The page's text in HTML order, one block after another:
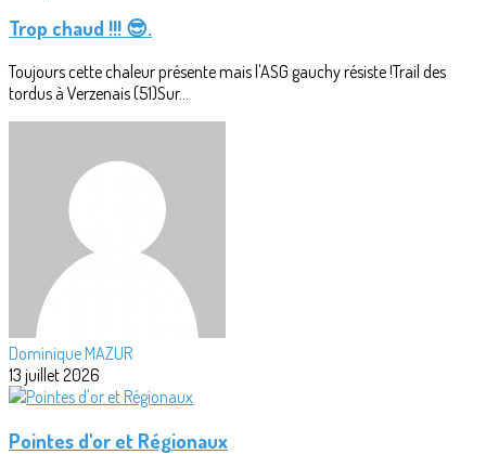
Trop chaud !!! 😎.
Toujours cette chaleur présente mais l'ASG gauchy résiste !Trail des
tordus à Verzenais (51)Sur...
Dominique MAZUR
13 juillet 2026
Pointes d'or et Régionaux